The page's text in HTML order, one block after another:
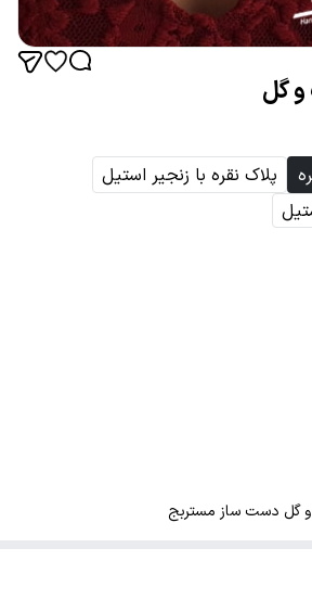
و گل
پلاک نقره با زنجیر استیل
و گل دست ساز مستربج